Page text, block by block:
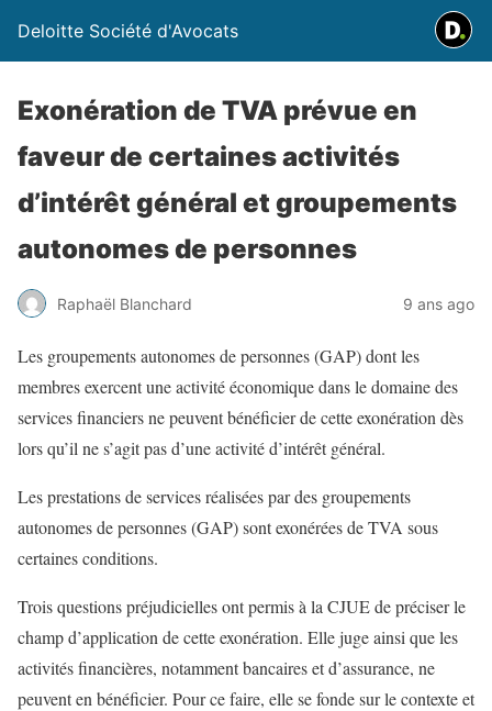
Deloitte Société d'Avocats
Exonération de TVA prévue en
faveur de certaines activités
d’intérêt général et groupements
autonomes de personnes
Raphaël Blanchard 9 ans ago
Les groupements autonomes de personnes (GAP) dont les
membres exercent une activité économique dans le domaine des
services financiers ne peuvent bénéficier de cette exonération dès
lors qu’il ne s’agit pas d’une activité d’intérêt général.
Les prestations de services réalisées par des groupements
autonomes de personnes (GAP) sont exonérées de TVA sous
certaines conditions.
Trois questions préjudicielles ont permis à la CJUE de préciser le
champ d’application de cette exonération. Elle juge ainsi que les
activités financières, notamment bancaires et d’assurance, ne
peuvent en bénéficier. Pour ce faire, elle se fonde sur le contexte et